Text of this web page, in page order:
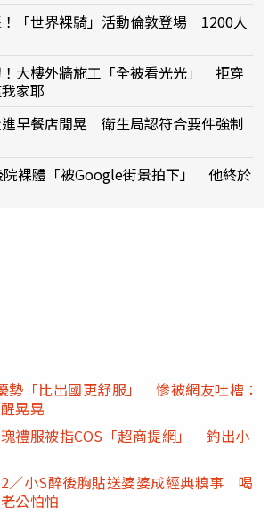
「世界裸騎」活動倫敦登場 1200人
大樓外牆施工「全被看光光」 拒穿
家耶
早餐店閒晃 衛生局認符合要件強制
院裸體「被Google街景拍下」 他終於
勢「比出國更舒服」 慘被網友吐槽：
晃晃
禮服被指COS「超商提網」 釣出小
／小S醉後胸貼送婆婆成經典糗事 喝
公怕怕